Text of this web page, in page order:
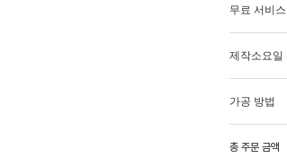
무료 서비스
제작소요일
가공 방법
총 주문 금액